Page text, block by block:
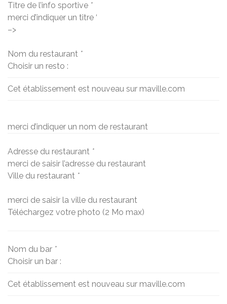
Titre de l’info sportive *
merci d’indiquer un titre ‘
–>
Nom du restaurant *
Choisir un resto :
Cet établissement est nouveau sur maville.com
merci d’indiquer un nom de restaurant
Adresse du restaurant *
merci de saisir l’adresse du restaurant
Ville du restaurant *
merci de saisir la ville du restaurant
Téléchargez votre photo (2 Mo max)
Nom du bar *
Choisir un bar :
Cet établissement est nouveau sur maville.com